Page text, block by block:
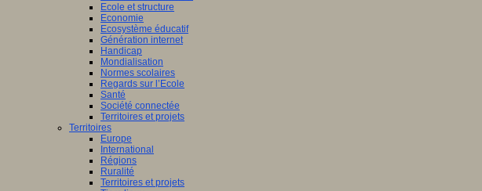
Ecole et structure
Economie
Ecosystème éducatif
Génération internet
Handicap
Mondialisation
Normes scolaires
Regards sur l’Ecole
Santé
Société connectée
Territoires et projets
Territoires
Europe
International
Régions
Ruralité
Territoires et projets